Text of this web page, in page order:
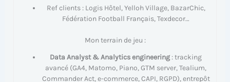
Ref clients : Logis Hôtel, Yelloh Village, BazarChic,
Fédération Football Français, Texdecor…
Mon terrain de jeu :
Data Analyst & Analytics engineering : tracking
avancé (GA4, Matomo, Piano, GTM server, Tealium,
Commander Act, e-commerce, CAPI, RGPD), entrepôt